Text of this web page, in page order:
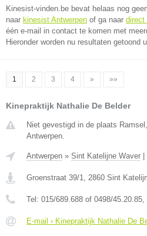
Kinesist-vinden.be bevat helaas nog
naar kinesist Antwerpen of ga naar direct
één e-mail in contact te komen met
Hieronder worden nu resultaten getoond
1 2 3 4 » »»
Kinepraktijk Nathalie De Belder
Niet gevestigd in de plaats
Antwerpen.
Antwerpen » Sint Katelijne Waver
Groenstraat 39/1, 2860 Sint
Tel: 015/689.688 of 0498/45.20.85,
E-mail › Kinepraktijk Nathalie De